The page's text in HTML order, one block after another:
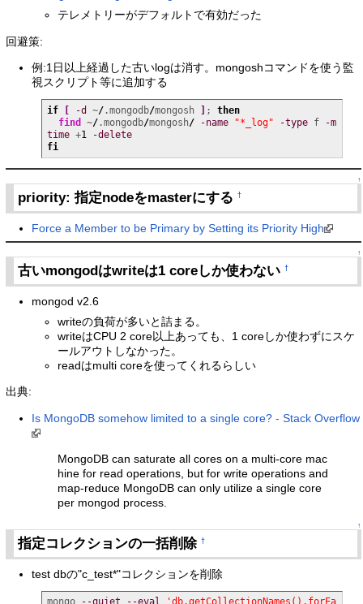
テレメトリーがデフォルトで有効だった
回避策:
例:1日以上経過した古いlogは消す。mongoshコマンドを使う監
視スクリプト等に追加する
if [ -d ~/.mongodb/mongosh ] ; then
find
~/.mongodb/mongosh/ -name "*_log" -type f
-m
time +1
-delete
fi
↑
priority: 指定nodeをmasterにする†
Force a Member to be Primary by Setting its Priority High
↑
古いmongodはwriteは1 coreしか使わない†
mongod v2.6
writeの負荷が多いと詰まる。
writeはCPU 2 core以上あっても、1 coreしか使わずにスケ
ールアウトしなかった。
readはmulti coreを使ってくれるらしい
出典:
Is MongoDB somehow limited to a single core? - Stack Overflow
MongoDB can saturate all cores on a multi-core mac
hine for read operations, but for write operations and
map-reduce MongoDB can only utilize a single core
per mongod process.
↑
指定コレクションの一括削除†
test dbの"c_test*"コレクションを削除